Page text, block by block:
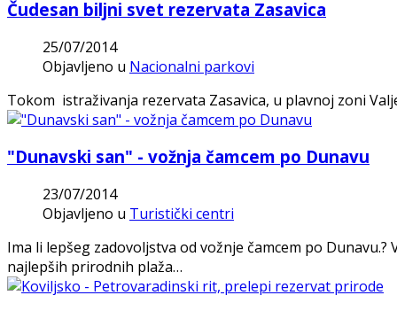
Čudesan biljni svet rezervata Zasavica
25/07/2014
Objavljeno u Nacionalni parkovi
Tokom istraživanja rezervata Zasavica, u plavnoj zoni
"Dunavski san" - vožnja čamcem po Dunavu
23/07/2014
Objavljeno u Turistički centri
Ima li lepšeg zadovoljstva od vožnje čamcem po
najlepših prirodnih plaža…